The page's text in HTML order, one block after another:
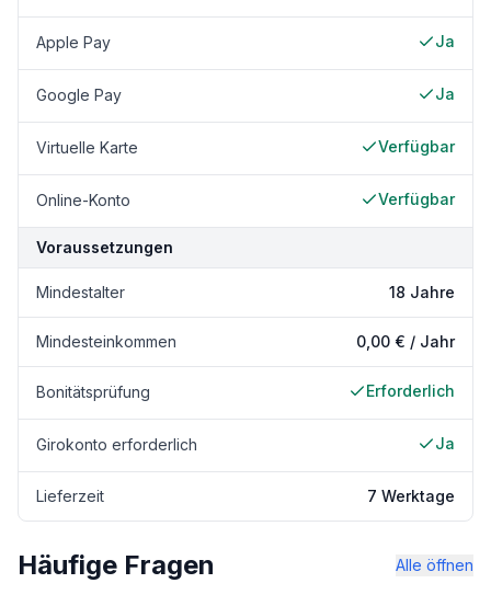
Apple Pay Ja
Google Pay Ja
Virtuelle Karte Verfügbar
Online-Konto Verfügbar
Voraussetzungen
Mindestalter 18 Jahre
Mindesteinkommen 0,00 € / Jahr
Bonitätsprüfung Erforderlich
Girokonto erforderlich Ja
Lieferzeit 7 Werktage
Häufige Fragen Alle öffnen